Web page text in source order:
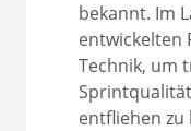
bekannt. Im
entwickelten
Technik, um
entfliehen zu